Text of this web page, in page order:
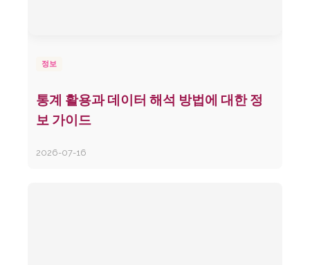
정보
통계 활용과 데이터 해석 방법에 대한 정
보 가이드
2026-07-16